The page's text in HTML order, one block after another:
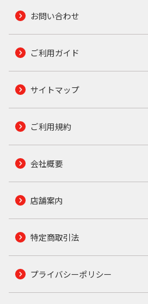
お問い合わせ
ご利用ガイド
サイトマップ
ご利用規約
会社概要
店舗案内
特定商取引法
プライバシーポリシー